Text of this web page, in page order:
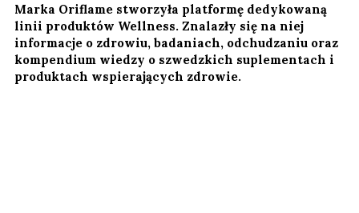
Marka Oriflame stworzyła platformę dedykowaną
linii produktów Wellness. Znalazły się na niej
informacje o zdrowiu, badaniach, odchudzaniu oraz
kompendium wiedzy o szwedzkich suplementach i
produktach wspierających zdrowie.